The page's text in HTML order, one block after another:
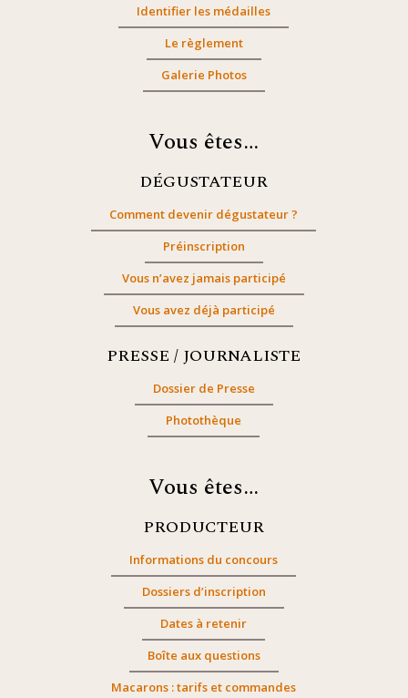
Identifier les médailles
Le règlement
Galerie Photos
Vous êtes…
DÉGUSTATEUR
Comment devenir dégustateur ?
Préinscription
Vous n’avez jamais participé
Vous avez déjà participé
PRESSE / JOURNALISTE
Dossier de Presse
Photothèque
Vous êtes…
PRODUCTEUR
Informations du concours
Dossiers d’inscription
Dates à retenir
Boîte aux questions
Macarons : tarifs et commandes